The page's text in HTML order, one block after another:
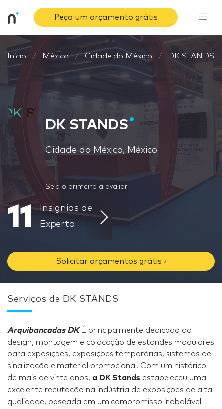
Peça um orçamento grátis
Início México Cidade do México DK STANDS
DK STANDS
Cidade do México, México
Seja o primeiro a avaliar
11
Insignias de
Experto
Solicitar orçamentos grátis ›
Serviços de DK STANDS
Arquibancadas DK É principalmente dedicada ao
design, montagem e colocação de estandes modulares
para exposições, exposições temporárias, sistemas de
sinalização e material promocional. Com um histórico
de mais de vinte anos, a DK Stands estabeleceu uma
excelente reputação na indústria de exposições de alta
qualidade, baseada em um compromisso inabalável